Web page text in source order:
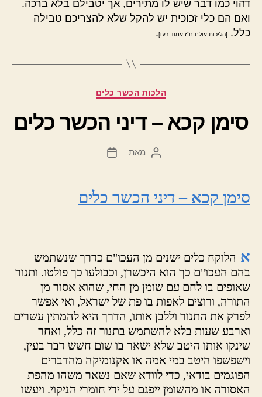
דהוי כמו דבר שיש לו מתירים, אך יטבילם בלא ברכה.
ואם הם כלי זכוכית יש להקל שלא להצריכם טבילה
כלל.
[הליכות עולם ח"ז עמוד רעו].
קטגוריות
הלכות הכשר כלים
סימן קכא – דיני הכשר כלים
המחבר
מאת
תאריך
סימן קכא – דיני הכשר כלים
א הלוקח כלים ישנים מן העכו"ם כדרך שנשתמש
בהם העכו"ם כך הוא היכשרן, וכבולעו כך פולטו. ותנור
שאופים בו לחם עם שומן מן החי, שהוא אסור מן
התורה, ורוצים לאפות בו פת של ישראל, ואי אפשר
לפרק את התנור וללבן אותו, הדרך היא להמתין עשרים
וארבע שעות בלא להשתמש בתנור זה כלל, ואחר
שינקו אותו היטב שלא ישאר בו שום חשש דבר בעין,
וישפשפו היטב במי אמה או אקנומיקה מהדברים
הפוגמים בודאי, כדי לוודא שאם נשאר משהו מהפת
האסורה או מהשומן ייפגם על ידי חומרי הניקוי. ויעשו